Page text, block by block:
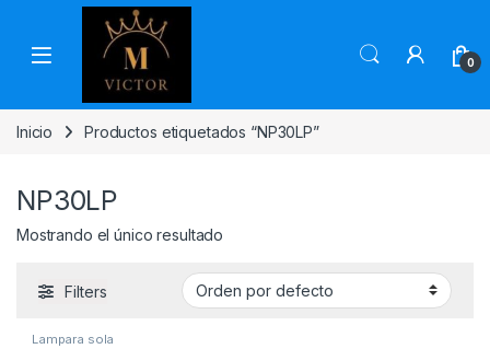
Skip to navigation
Skip to content
0
Inicio Productos etiquetados “NP30LP”
NP30LP
Mostrando el único resultado
Filters
Lampara sola